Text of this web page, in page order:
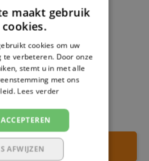
.
over dit product.
REVIEW
maakt gebruik
cookies om uw
verbeteren. Door onze
stemt u in met alle
met ons
Lees verder
AFWIJZEN